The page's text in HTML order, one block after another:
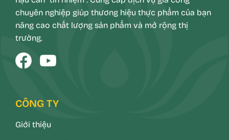
chuyên nghiệp giúp thương hiệu thực phẩm của bạn
nâng cao chất lượng sản phẩm và mở rộng thị
trường.
CÔNG TY
Giới thiệu